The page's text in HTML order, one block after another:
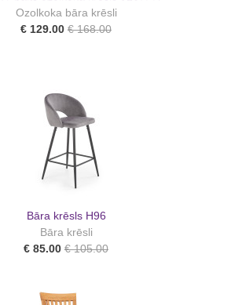
Ozolkoka bāra krēsli
€ 129.00 € 168.00
Bāra krēsls H96
Bāra krēsli
€ 85.00 € 105.00